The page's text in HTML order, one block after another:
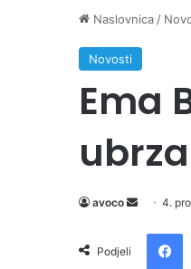
Naslovnica /
Novosti
Ema
avoco 4.
Podjeli